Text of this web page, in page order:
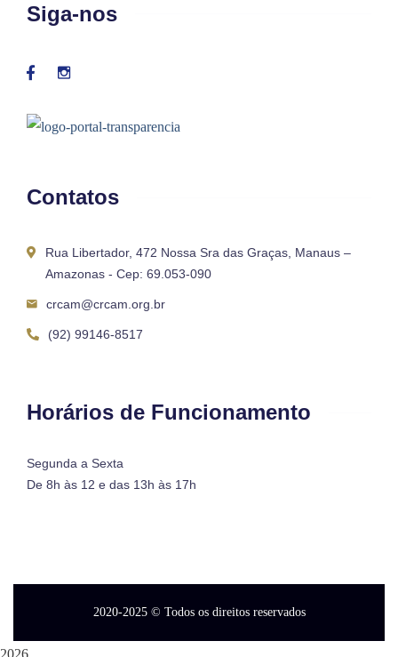
Siga-nos
Contatos
Rua Libertador, 472 Nossa Sra das Graças, Manaus –
Amazonas - Cep: 69.053-090
crcam@crcam.org.br
(92) 99146-8517
Horários de Funcionamento
Segunda a Sexta
De 8h às 12 e das 13h às 17h
2020-2025© Todos os direitos reservados